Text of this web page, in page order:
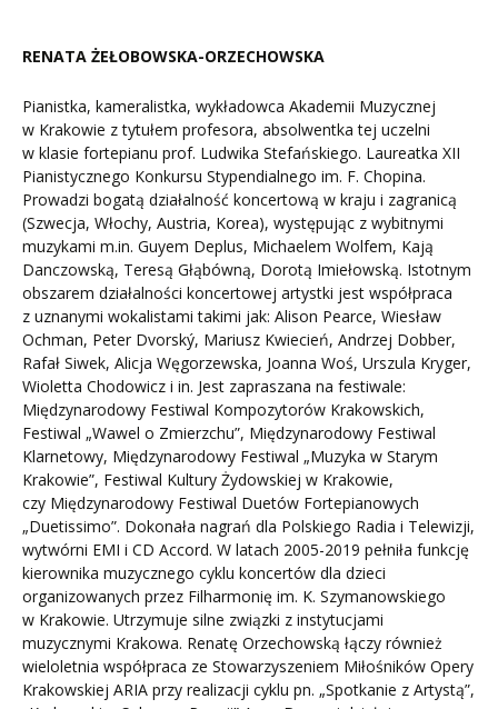
RENATA ŻEŁOBOWSKA-ORZECHOWSKA
Pianistka, kameralistka, wykładowca Akademii Muzycznej
w Krakowie z tytułem profesora, absolwentka tej uczelni
w klasie fortepianu prof. Ludwika Stefańskiego. Laureatka XII
Pianistycznego Konkursu Stypendialnego im. F. Chopina.
Prowadzi bogatą działalność koncertową w kraju i zagranicą
(Szwecja, Włochy, Austria, Korea), występując z wybitnymi
muzykami m.in. Guyem Deplus, Michaelem Wolfem, Kają
Danczowską, Teresą Głąbówną, Dorotą Imiełowską. Istotnym
obszarem działalności koncertowej artystki jest współpraca
z uznanymi wokalistami takimi jak: Alison Pearce, Wiesław
Ochman, Peter Dvorský, Mariusz Kwiecień, Andrzej Dobber,
Rafał Siwek, Alicja Węgorzewska, Joanna Woś, Urszula Kryger,
Wioletta Chodowicz i in. Jest zapraszana na festiwale:
Międzynarodowy Festiwal Kompozytorów Krakowskich,
Festiwal „Wawel o Zmierzchu”, Międzynarodowy Festiwal
Klarnetowy, Międzynarodowy Festiwal „Muzyka w Starym
Krakowie”, Festiwal Kultury Żydowskiej w Krakowie,
czy Międzynarodowy Festiwal Duetów Fortepianowych
„Duetissimo”. Dokonała nagrań dla Polskiego Radia i Telewizji,
wytwórni EMI i CD Accord. W latach 2005-2019 pełniła funkcję
kierownika muzycznego cyklu koncertów dla dzieci
organizowanych przez Filharmonię im. K. Szymanowskiego
w Krakowie. Utrzymuje silne związki z instytucjami
muzycznymi Krakowa. Renatę Orzechowską łączy również
wieloletnia współpraca ze Stowarzyszeniem Miłośników Opery
Krakowskiej ARIA przy realizacji cyklu pn. „Spotkanie z Artystą”,